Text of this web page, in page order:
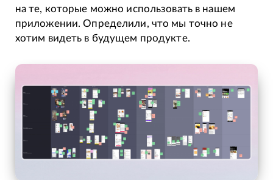
на те, которые можно использовать в нашем
приложении. Определили, что мы точно не
хотим видеть в будущем продукте.